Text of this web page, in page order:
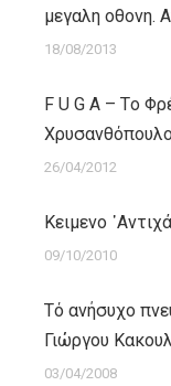
μεγαλη οθονη.
18/08/2013
F U G A – Tο
26/04/2012
Κειμενο
09/10/2010
Τό ανήσυχο
Γιώργου
03/04/2008